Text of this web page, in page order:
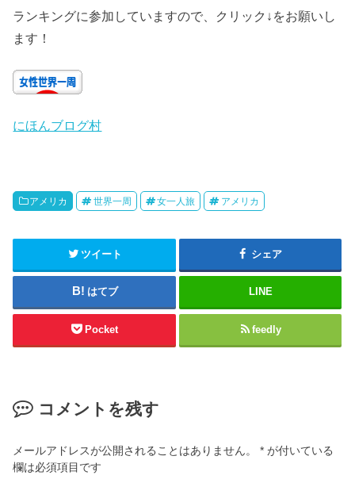
ランキングに参加していますので、クリック↓をお願いし
ます！
にほんブログ村
アメリカ 世界一周 女一人旅 アメリカ
ツイート シェア
はてブ LINE
Pocket feedly
コメントを残す
メールアドレスが公開されることはありません。 * が付いている
欄は必須項目です